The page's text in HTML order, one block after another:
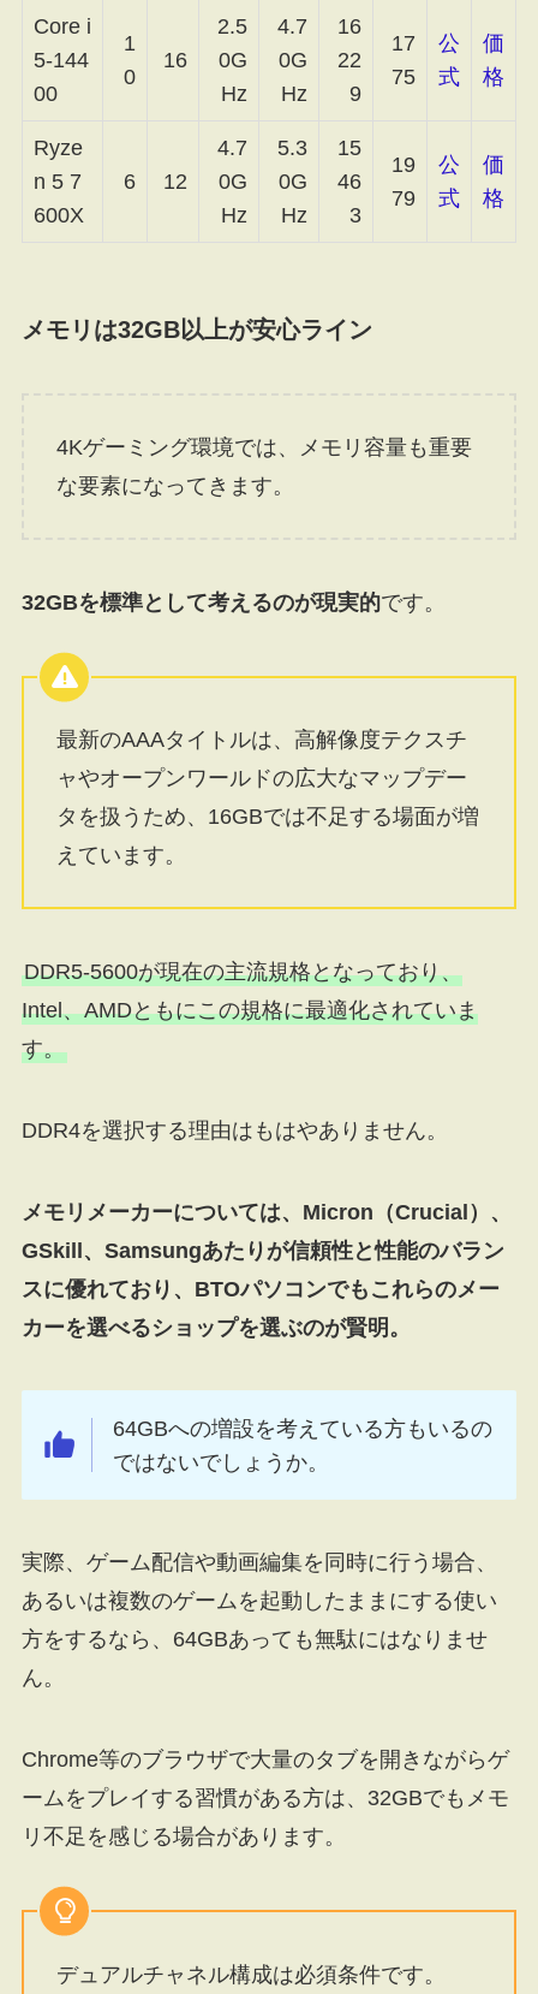
Core i
5-144
00
1
0
16
2.5
0G
Hz
4.7
0G
Hz
16
22
9
17
75
公
式
価
格
Ryze
n 5 7
600X
6 12
4.7
0G
Hz
5.3
0G
Hz
15
46
3
19
79
公
式
価
格
メモリは32GB以上が安心ライン
4Kゲーミング環境では、メモリ容量も重要
な要素になってきます。
32GBを標準として考えるのが現実的です。
最新のAAAタイトルは、高解像度テクスチ
ャやオープンワールドの広大なマップデー
タを扱うため、16GBでは不足する場面が増
えています。
DDR5-5600が現在の主流規格となっており、
Intel、AMDともにこの規格に最適化されていま
す。
DDR4を選択する理由はもはやありません。
メモリメーカーについては、Micron（Crucial）、
GSkill、Samsungあたりが信頼性と性能のバラン
スに優れており、BTOパソコンでもこれらのメー
カーを選べるショップを選ぶのが賢明。
64GBへの増設を考えている方もいるの
ではないでしょうか。
実際、ゲーム配信や動画編集を同時に行う場合、
あるいは複数のゲームを起動したままにする使い
方をするなら、64GBあっても無駄にはなりませ
ん。
Chrome等のブラウザで大量のタブを開きながらゲ
ームをプレイする習慣がある方は、32GBでもメモ
リ不足を感じる場合があります。
デュアルチャネル構成は必須条件です。